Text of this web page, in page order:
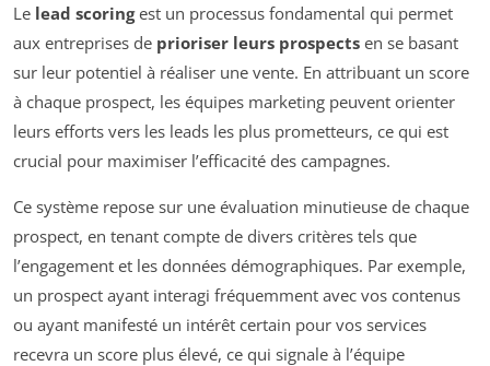
Le lead scoringest un processus fondamental qui permet
aux entreprises de prioriser leurs prospects en se basant
sur leur potentiel à réaliser une vente. En attribuant un score
à chaque prospect, les équipes marketing peuvent orienter
leurs efforts vers les leads les plus prometteurs, ce qui est
crucial pour maximiser l’efficacité des campagnes.
Ce système repose sur une évaluation minutieuse de chaque
prospect, en tenant compte de divers critères tels que
l’engagement et les données démographiques. Par exemple,
un prospect ayant interagi fréquemment avec vos contenus
ou ayant manifesté un intérêt certain pour vos services
recevra un score plus élevé, ce qui signale à l’équipe